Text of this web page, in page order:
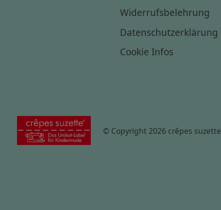
Widerrufsbelehrung
Datenschutzerklärung
Cookie Infos
© Copyright 2026 crêpes suzette